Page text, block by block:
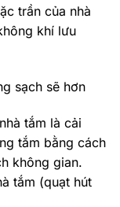
trần của nhà
khí lưu
sạch sẽ hơn
tắm là cải
tắm bằng cách
không gian.
tắm (quạt hút